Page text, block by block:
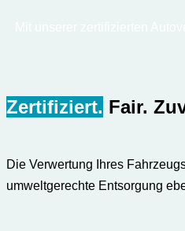
Zertifiziert. Fair.
Die Verwertung Ihres
umweltgerechte Entsorgung